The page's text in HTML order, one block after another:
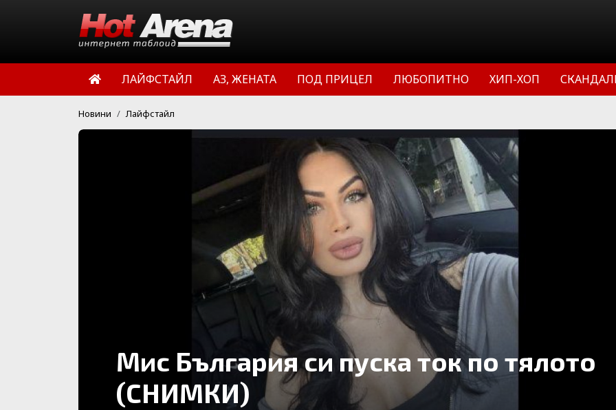
ЛАЙФСТАЙЛ АЗ, ЖЕНАТА ПОД ПРИЦЕЛ ЛЮБОПИТНО ХИП-ХОП
Новини Лайфстайл
Мис България си пуска ток по тялото
(СНИМКИ)